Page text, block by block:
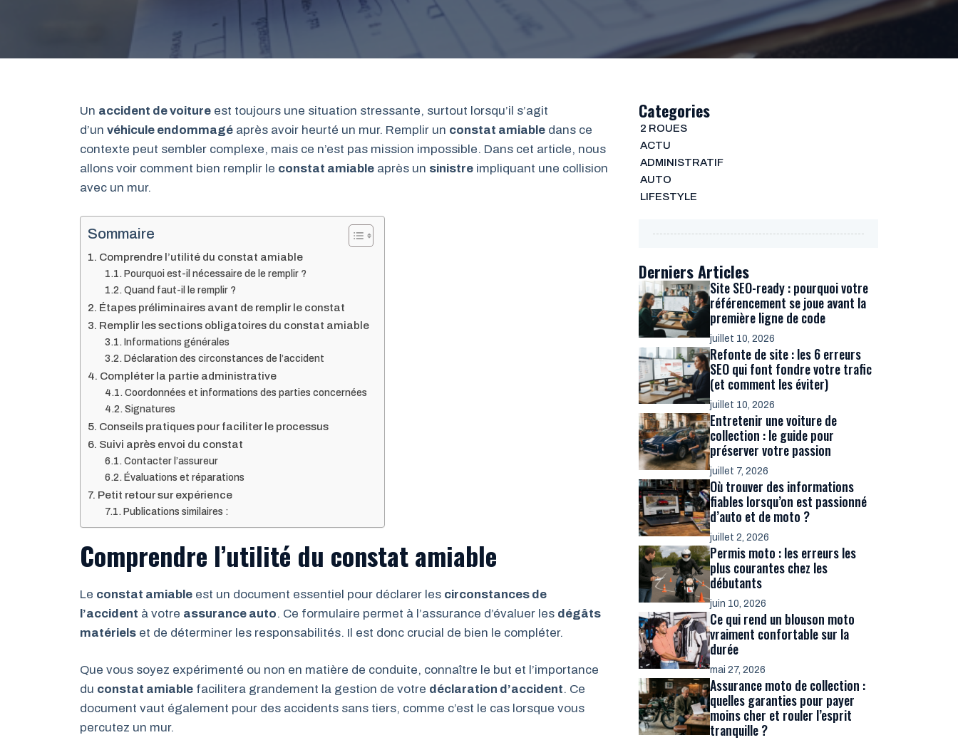
Un accident de voiture est toujours une situation stressante, surtout lorsqu’il s’agit
d’un véhicule endommagé après avoir heurté un mur. Remplir un constat amiable dans ce
contexte peut sembler complexe, mais ce n’est pas mission impossible. Dans cet article, nous
allons voir comment bien remplir le constat amiable après un sinistre impliquant une collision
avec un mur.
Sommaire
Comprendre l’utilité du constat amiable
Pourquoi est-il nécessaire de le remplir ?
Quand faut-il le remplir ?
Étapes préliminaires avant de remplir le constat
Remplir les sections obligatoires du constat amiable
Informations générales
Déclaration des circonstances de l’accident
Compléter la partie administrative
Coordonnées et informations des parties concernées
Signatures
Conseils pratiques pour faciliter le processus
Suivi après envoi du constat
Contacter l’assureur
Évaluations et réparations
Petit retour sur expérience
Publications similaires :
Comprendre l’utilité du constat amiable
Le constat amiable est un document essentiel pour déclarer les circonstances de
l’accident à votre assurance auto. Ce formulaire permet à l’assurance d’évaluer les dégâts
matériels et de déterminer les responsabilités. Il est donc crucial de bien le compléter.
Que vous soyez expérimenté ou non en matière de conduite, connaître le but et l’importance
du constat amiable facilitera grandement la gestion de votre déclaration d’accident. Ce
document vaut également pour des accidents sans tiers, comme c’est le cas lorsque vous
percutez un mur.
Categories
2 ROUES
ACTU
ADMINISTRATIF
AUTO
LIFESTYLE
Derniers Articles
Site SEO-ready : pourquoi votre
référencement se joue avant la
première ligne de code
juillet 10, 2026
Refonte de site : les 6 erreurs
SEO qui font fondre votre trafic
(et comment les éviter)
juillet 10, 2026
Entretenir une voiture de
collection : le guide pour
préserver votre passion
juillet 7, 2026
Où trouver des informations
fiables lorsqu’on est passionné
d’auto et de moto ?
juillet 2, 2026
Permis moto : les erreurs les
plus courantes chez les
débutants
juin 10, 2026
Ce qui rend un blouson moto
vraiment confortable sur la
durée
mai 27, 2026
Assurance moto de collection :
quelles garanties pour payer
moins cher et rouler l’esprit
tranquille ?